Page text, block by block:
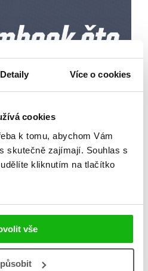
Detaily Více o cookies
cookies
k tomu, abychom Vám
skutečně zajímají. Souhlas s
kliknutím na tlačítko
vše